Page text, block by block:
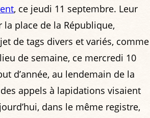
, ce jeudi 11 septembre. Leur
la place de la République,
de tags divers et variés, comme
de semaine, ce mercredi 10
d’année, au lendemain de la
appels à lapidations visaient
dans le même registre,